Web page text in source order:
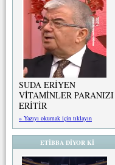
SUDA ERİYEN
VİTAMİNLER PARANIZI
ERİTİR
» Yazıyı okumak için tıklayın
ETİBBA DİYOR Kİ